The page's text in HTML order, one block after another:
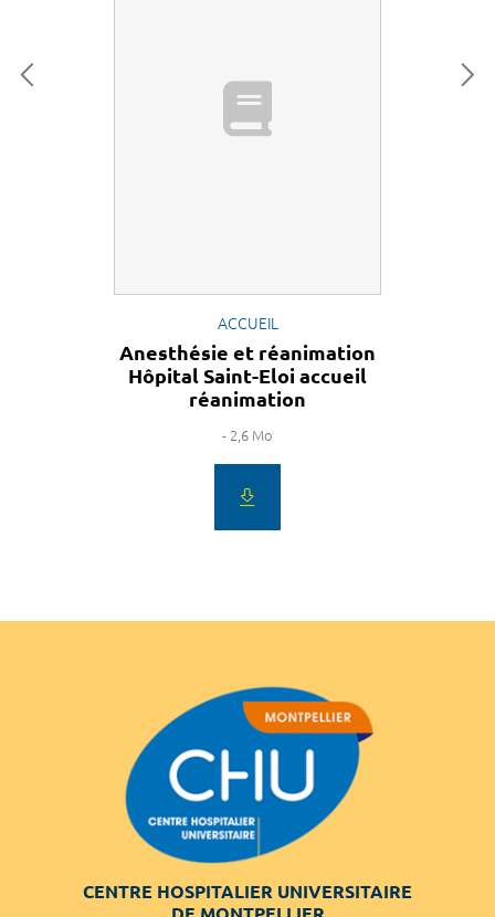
ACCUEIL
Anesthésie et réanimation
Hôpital Saint-Eloi accueil
réanimation
- 2,6 Mo
CENTRE HOSPITALIER UNIVERSITAIRE